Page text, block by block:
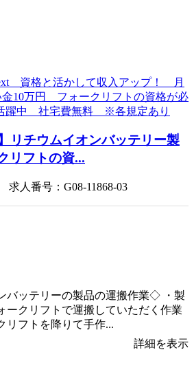
リチウムイオンバッテリー製
リフトの資...
人番号：G08-11868-03
バッテリーの製品の運搬作業◇ ・製
ークリフトで運搬していただく作業
リフトを降りて手作...
詳細を表示